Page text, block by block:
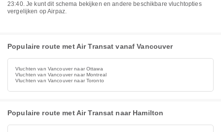
23:40. Je kunt dit schema bekijken en andere beschikbare vluchtopties
vergelijken op Airpaz.
Populaire route met Air Transat vanaf Vancouver
Vluchten van Vancouver naar Ottawa
Vluchten van Vancouver naar Montreal
Vluchten van Vancouver naar Toronto
Populaire route met Air Transat naar Hamilton